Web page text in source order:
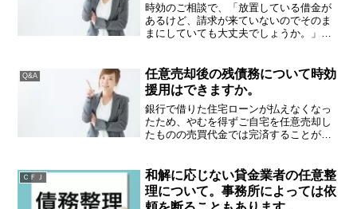
時効のご相談で、「放置している借金が
あるけど、請求が来ていないのでそのま
まにしていても大丈夫でしょうか。」と
大丈夫ではないと回答せざるを得ませ
ん。請求が来ていないのは、...
Q&A
任意売却後の残債務について時効
援用はできますか。
銀行で借りた住宅ローンが払えなくなっ
たため、やむを得ずご自宅を任意売却し
たものの売買代金では完済することがで
社から残債務の支払いを求められること
があります。自宅訪問もしば...
ＣＦＪ
和解に応じない貸金業者の任意整
理について。事務所によっては依